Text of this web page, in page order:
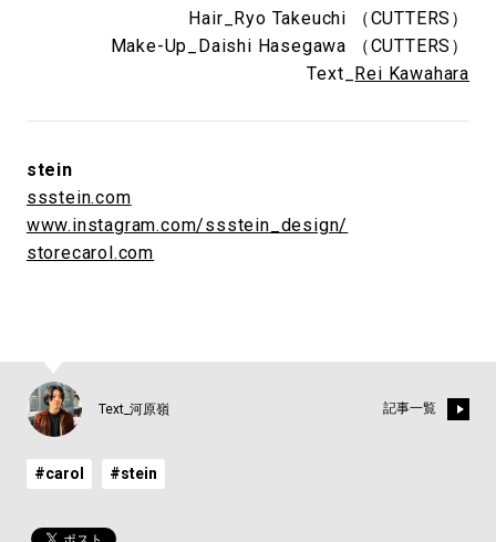
Hair_Ryo Takeuchi （CUTTERS）
Make-Up_Daishi Hasegawa （CUTTERS）
Text_ Rei Kawahara
stein
ssstein.com
www.instagram.com/ssstein_design/
storecarol.com
Text_河原嶺 記事一覧
#carol #stein